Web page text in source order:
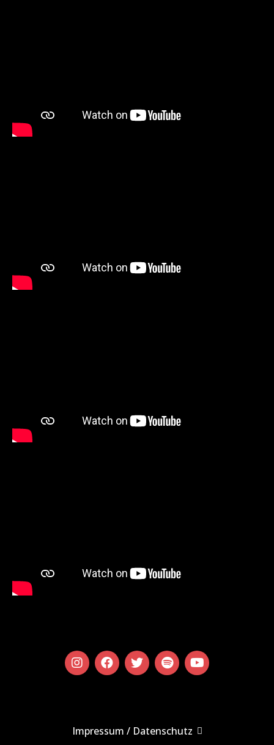
Impressum / Datenschutz